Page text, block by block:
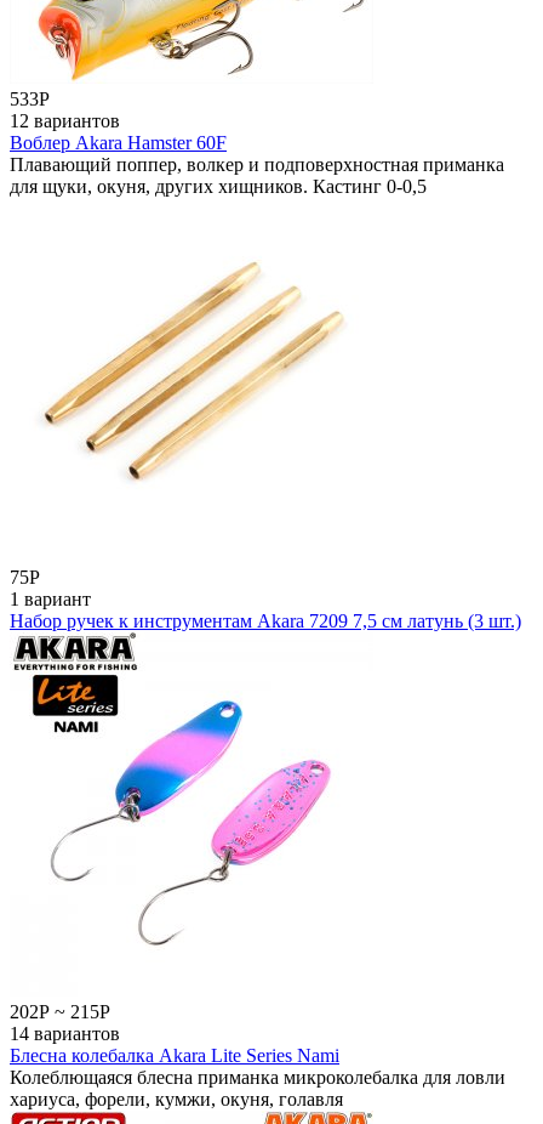
533Р
12 вариантов
Воблер Akara Hamster 60F
Плавающий поппер, волкер и подповерхностная приманка
для щуки, окуня, других хищников. Кастинг 0-0,5
75Р
1 вариант
Набор ручек к инструментам Akara 7209 7,5 см латунь (3 шт.)
202Р ~ 215Р
14 вариантов
Блесна колебалка Akara Lite Series Nami
Колеблющаяся блесна приманка микроколебалка для ловли
хариуса, форели, кумжи, окуня, голавля